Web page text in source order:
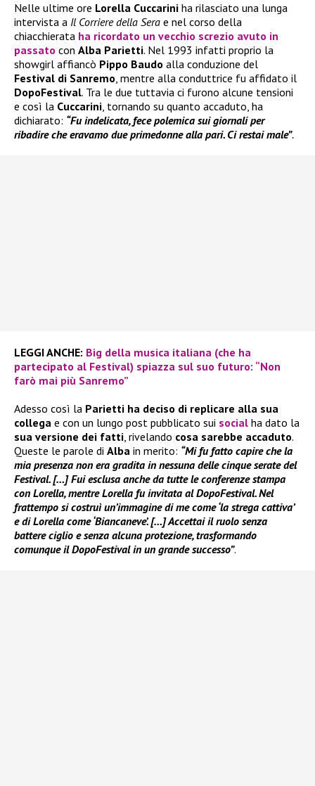
Nelle ultime ore Lorella Cuccarini ha rilasciato una lunga
intervista a Il Corriere della Sera e nel corso della
chiacchierata ha ricordato un vecchio screzio avuto in
passato con Alba Parietti. Nel 1993 infatti proprio la
showgirl affiancò Pippo Baudo alla conduzione del
Festival di Sanremo, mentre alla conduttrice fu affidato il
DopoFestival. Tra le due tuttavia ci furono alcune tensioni
e così la Cuccarini, tornando su quanto accaduto, ha
dichiarato: “Fu indelicata, fece polemica sui giornali per
ribadire che eravamo due primedonne alla pari. Ci restai male”.
LEGGI ANCHE: Big della musica italiana (che ha
partecipato al Festival) spiazza sul suo futuro: “Non
farò mai più Sanremo”
Adesso così la Parietti ha deciso di replicare alla sua
collega e con un lungo post pubblicato sui social ha dato la
sua versione dei fatti, rivelando cosa sarebbe accaduto.
Queste le parole di Alba in merito: “Mi fu fatto capire che la
mia presenza non era gradita in nessuna delle cinque serate del
Festival. […] Fui esclusa anche da tutte le conferenze stampa
con Lorella, mentre Lorella fu invitata al DopoFestival. Nel
frattempo si costruì un’immagine di me come ‘la strega cattiva’
e di Lorella come ‘Biancaneve’. […] Accettai il ruolo senza
battere ciglio e senza alcuna protezione, trasformando
comunque il DopoFestival in un grande successo”.